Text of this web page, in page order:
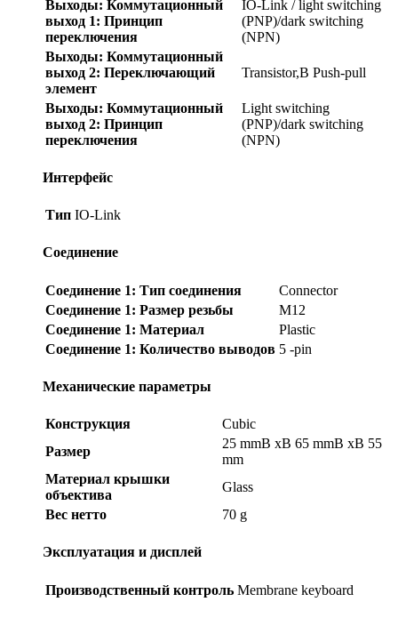
Выходы: Коммутационный
выход 1: Принцип
переключения
IO-Link / light switching
(PNP)/dark switching
(NPN)
Выходы: Коммутационный
выход 2: Переключающий
элемент
Transistor,В Push-pull
Выходы: Коммутационный
выход 2: Принцип
переключения
Light switching
(PNP)/dark switching
(NPN)
Интерфейс
Тип IO-Link
Соединение
Соединение 1: Тип соединения
Connector
Соединение 1: Размер резьбы
M12
Соединение 1: Материал
Plastic
Соединение 1: Количество выводов 5 -pin
Механические параметры
Конструкция
Cubic
Размер
25 mmВ xВ 65 mmВ xВ 55
mm
Материал крышки
объектива
Glass
Вес нетто
70 g
Эксплуатация и дисплей
Производственный контроль Membrane keyboard